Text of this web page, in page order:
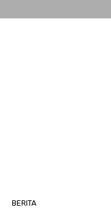
BERITA